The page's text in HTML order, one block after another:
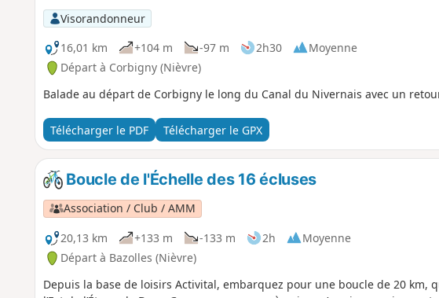
Visorandonneur
16,01 km
+104 m -97 m 2h30
Moyenne
Départ à Corbigny (Nièvre)
Balade au départ de Corbigny le long du Canal du Nivernais avec un
Télécharger le PDF Télécharger le GPX
Boucle de l'Échelle des 16 écluses
Association / Club / AMM
20,13 km
+133 m -133 m 2h
Moyenne
Départ à Bazolles (Nièvre)
Depuis la base de loisirs Activital, embarquez pour une boucle de 20 km,